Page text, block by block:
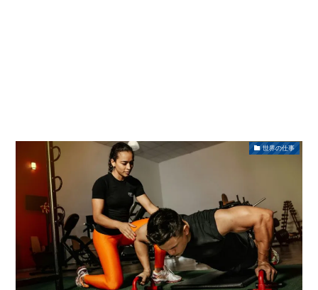
世界の仕事